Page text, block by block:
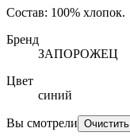
Состав: 100% хлопок.
Бренд
ЗАПОРОЖЕЦ
Цвет
синий
Вы смотрели Очистить